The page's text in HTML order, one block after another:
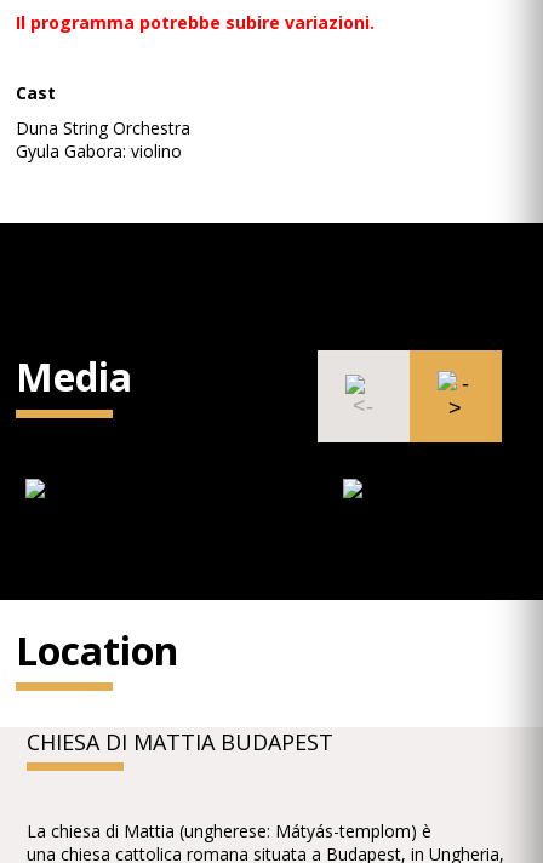
Il programma potrebbe subire variazioni.
Cast
Duna String Orchestra
Gyula Gabora: violino
Media
Location
CHIESA DI MATTIA BUDAPEST
La chiesa di Mattia (ungherese: Mátyás-templom) è
una chiesa cattolica romana situata a Budapest, in Ungheria,